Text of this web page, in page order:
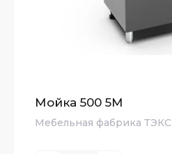
Мойка 500 5М
Мебельная фабрика ТЭКС